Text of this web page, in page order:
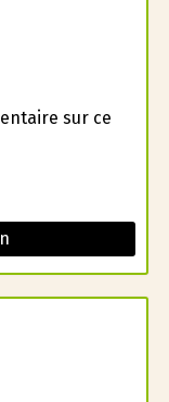
sur ce